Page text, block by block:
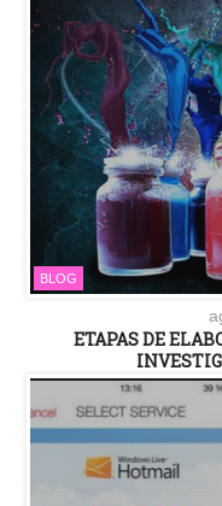
BLOG
ETAPAS DE